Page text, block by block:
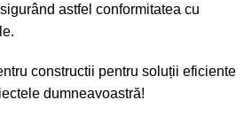
astfel conformitatea cu
constructii pentru soluții eficiente
dumneavoastră!